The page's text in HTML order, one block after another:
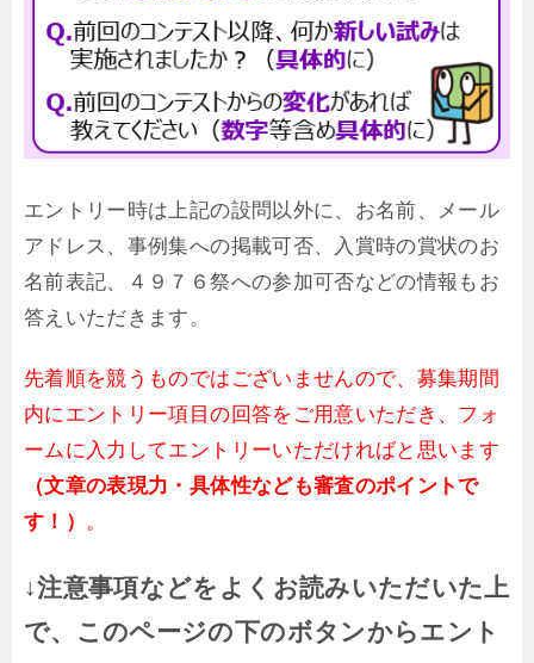
エントリー時は上記の設問以外に、お名前、メール
アドレス、事例集への掲載可否、入賞時の賞状のお
名前表記、４９７６祭への参加可否などの情報もお
答えいただきます。
先着順を競うものではございませんので、募集期間
内にエントリー項目の回答をご用意いただき、フォ
ームに入力してエントリーいただければと思います
（文章の表現力・具体性なども審査のポイントで
す！） 。
↓注意事項などをよくお読みいただいた上
で、このページの下のボタンからエント